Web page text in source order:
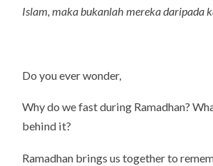
Islam, maka bukanlah mereka daripada
Do you ever wonder,
Why do we fast during Ramadhan?
behind it?
Ramadhan brings us together to